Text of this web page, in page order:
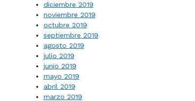
diciembre 2019
noviembre 2019
octubre 2019
septiembre 2019
agosto 2019
julio 2019
junio 2019
mayo 2019
abril 2019
marzo 2019